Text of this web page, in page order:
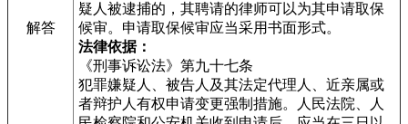
解答
疑人被逮捕的，其聘请的律师可以为其申请取保
候审。申请取保候审应当采用书面形式。
法律依据：
《刑事诉讼法》第九十七条
犯罪嫌疑人、被告人及其法定代理人、近亲属或
者辩护人有权申请变更强制措施。人民法院、人